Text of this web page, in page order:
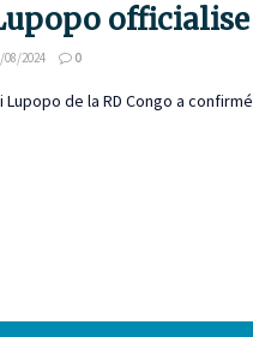
2024 0
de la RD Congo a